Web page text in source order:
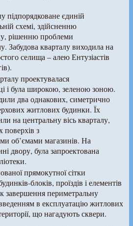
підпорядковане єдиній
схемі, здійсненню
рішенню проблеми
Забудова кварталу виходила на
селища – алею Ентузіастів
проектувалася
і була широкою, зеленою зоною.
два однакових, симетрично
житлових будинки. Їх
на центральну вісь кварталу,
з
об’ємами магазинів. На
двору, була запроектована
прямокутної сітки
блоків, проїздів і елементів
завершення периметральну
в експлуатацію житлових
що нагадують сквери.